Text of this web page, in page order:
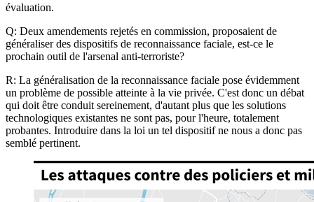
évaluation.
Q: Deux amendements rejetés en commission, proposaient de
généraliser des dispositifs de reconnaissance faciale, est-ce le
prochain outil de l'arsenal anti-terroriste?
R: La généralisation de la reconnaissance faciale pose évidemment
un problème de possible atteinte à la vie privée. C'est donc un débat
qui doit être conduit sereinement, d'autant plus que les solutions
technologiques existantes ne sont pas, pour l'heure, totalement
probantes. Introduire dans la loi un tel dispositif ne nous a donc pas
semblé pertinent.